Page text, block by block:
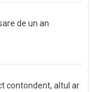
de un an
contondent, altul ar